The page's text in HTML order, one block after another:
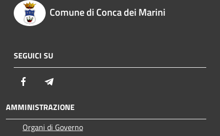
Comune di Conca dei Marini
SEGUICI SU
Facebook
AMMINISTRAZIONE
Organi di Governo